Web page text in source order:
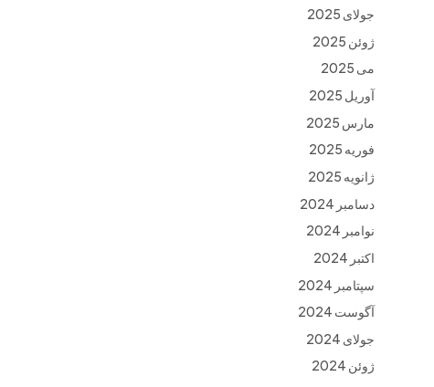
جولای 2025
ژوئن 2025
می 2025
آوریل 2025
مارس 2025
فوریه 2025
ژانویه 2025
دسامبر 2024
نوامبر 2024
اکتبر 2024
سپتامبر 2024
آگوست 2024
جولای 2024
ژوئن 2024